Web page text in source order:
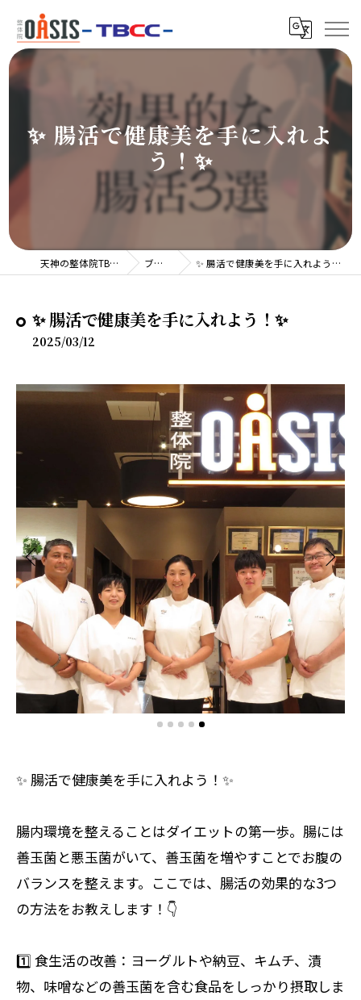
✨ 腸活で健康美を手に入れよ
う！✨
天神の整体院TBCC ブログ ✨ 腸活で健康美を手に入れよう！✨
✨ 腸活で健康美を手に入れよう！✨
2025/03/12
✨ 腸活で健康美を手に入れよう！✨
腸内環境を整えることはダイエットの第一歩。腸には
善玉菌と悪玉菌がいて、善玉菌を増やすことでお腹の
バランスを整えます。ここでは、腸活の効果的な3つ
の方法をお教えします！👇
1️⃣ 食生活の改善：ヨーグルトや納豆、キムチ、漬
物、味噌などの善玉菌を含む食品をしっかり摂取しま